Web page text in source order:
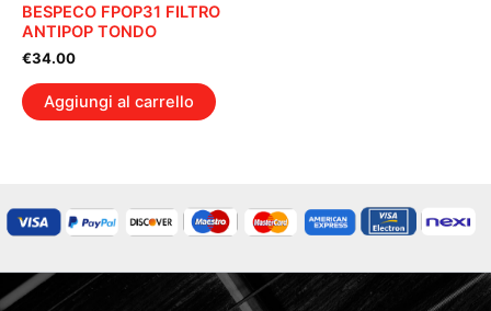
BESPECO FPOP31 FILTRO
ANTIPOP TONDO
€34.00
Aggiungi al carrello